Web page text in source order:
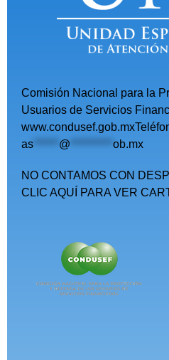
Comisión Nacional para la
Usuarios de Servicios
as ****** @ ********** ob.mx
NO CONTAMOS CON
CLIC AQUÍ PARA VER